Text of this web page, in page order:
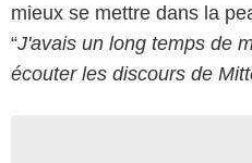
mieux se mettre dans la
“J'avais un long temps de
écouter les discours de